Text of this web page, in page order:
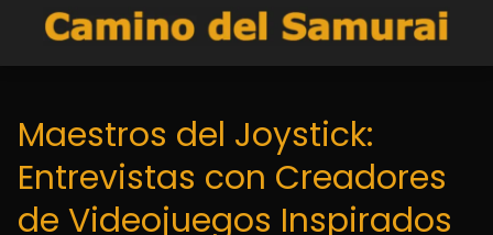
Maestros del Joystick:
Entrevistas con Creadores
de Videojuegos Inspirados